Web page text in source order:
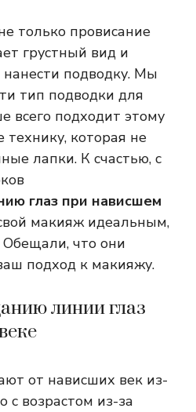
только провисание
грустный вид и
подводку. Мы
тип подводки для
всего подходит этому
технику, которая не
лапки. К счастью, с
глаз при нависшем
макияж идеальным,
что они
подход к макияжу.
линии глаз
от нависших век из-
с возрастом из-за